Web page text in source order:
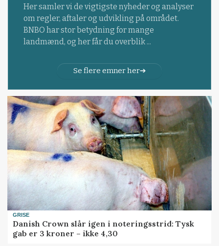
Her samler vi de vigtigste nyheder og analyser
om regler, aftaler og udvikling på området.
BNBO har stor betydning for mange
landmænd, og her får du overblik ...
Se flere emner her
GRISE
Danish Crown slår igen i noteringsstrid: Tysk
gab er 3 kroner – ikke 4,30